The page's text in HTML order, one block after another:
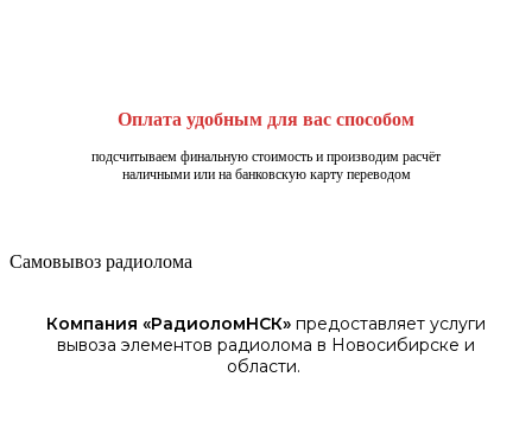
Оплата удобным для вас способом
подсчитываем финальную стоимость и производим расчёт
наличными или на банковскую карту переводом
Самовывоз радиолома
Компания «РадиоломНСК» предоставляет услуги
вывоза элементов радиолома в Новосибирске и
области.